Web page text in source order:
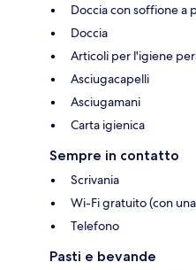
Doccia con soffione a
Doccia
Articoli per l'igiene
Asciugacapelli
Asciugamani
Carta igienica
Sempre in contatto
Scrivania
Wi-Fi gratuito (con
Telefono
Pasti e bevande